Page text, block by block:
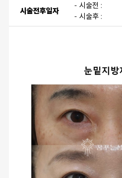
시술전후일자
- 시술전 :
- 시술후 :